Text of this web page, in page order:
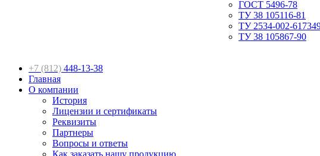
ГОСТ 5496-78
ТУ 38 105116-81
ТУ 2534-002-
ТУ 38 105867-90
+7 (812) 448-13-38
Главная
О компании
История
Лицензии и сертификаты
Реквизиты
Партнеры
Вопросы и ответы
Как заказать нашу продукцию